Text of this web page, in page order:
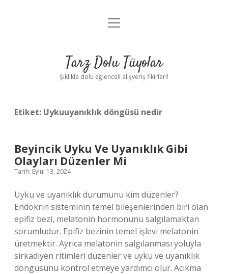
Anasayfa
Yasal Uyarı
menüyü
Tarz Dolu Tüyolar
Şıklıkla dolu eğlenceli alışveriş fikirleri!
Etiket: Uykuuyanıklık döngüsü nedir
Beyincik Uyku Ve Uyanıklık Gibi
Olayları Düzenler Mi
Tarih: Eylül 13, 2024
Uyku ve uyanıklık durumunu kim düzenler?
Endokrin sisteminin temel bileşenlerinden biri olan
epifiz bezi, melatonin hormonunu salgılamaktan
sorumludur. Epifiz bezinin temel işlevi melatonin
üretmektir. Ayrıca melatonin salgılanması yoluyla
sirkadiyen ritimleri düzenler ve uyku ve uyanıklık
döngüsünü kontrol etmeye yardımcı olur. Acıkma